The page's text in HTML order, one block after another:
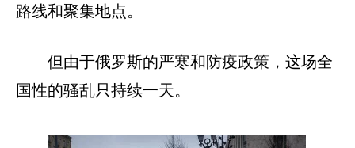
路线和聚集地点。
但由于俄罗斯的严寒和防疫政策，这场全
国性的骚乱只持续一天。